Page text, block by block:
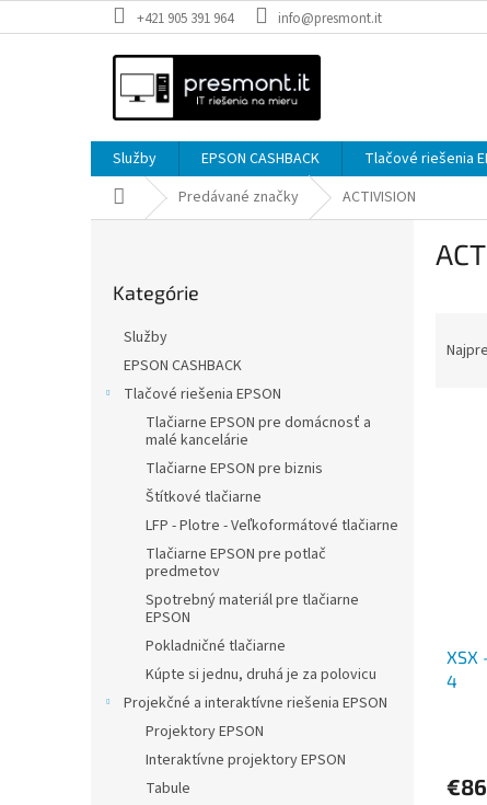
na
+421 905 391 964 info@presmont.it
Služby EPSON CASHBACK Tlačové riešenia
DomovPredávané značky ACTIVISION
kategórie
Kategórie
Služby
EPSON CASHBACK
Tlačové riešenia EPSON
Tlačiarne EPSON pre domácnosť a
malé kancelárie
Tlačiarne EPSON pre biznis
Štítkové tlačiarne
LFP - Plotre - Veľkoformátové tlačiarne
Tlačiarne EPSON pre potlač
predmetov
Spotrebný materiál pre tlačiarne
EPSON
Pokladničné tlačiarne
Kúpte si jednu, druhá je za polovicu
Projekčné a interaktívne riešenia EPSON
Projektory EPSON
Interaktívne projektory EPSON
Tabule
XSX
4